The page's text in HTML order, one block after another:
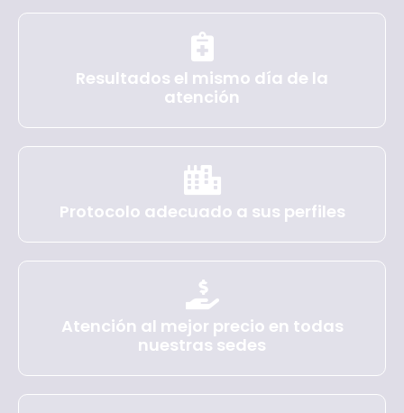
Resultados el mismo día de la
atención
Protocolo adecuado a sus perfiles
Atención al mejor precio en todas
nuestras sedes